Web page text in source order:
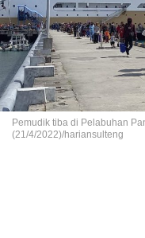
Pemudik tiba di Pelabuhan
(21/4/2022)/hariansulteng